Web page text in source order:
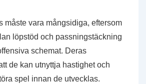
måste vara mångsidiga, eftersom
löpstöd och passningstäckning
schemat. Deras
de kan utnyttja hastighet och
spel innan de utvecklas.